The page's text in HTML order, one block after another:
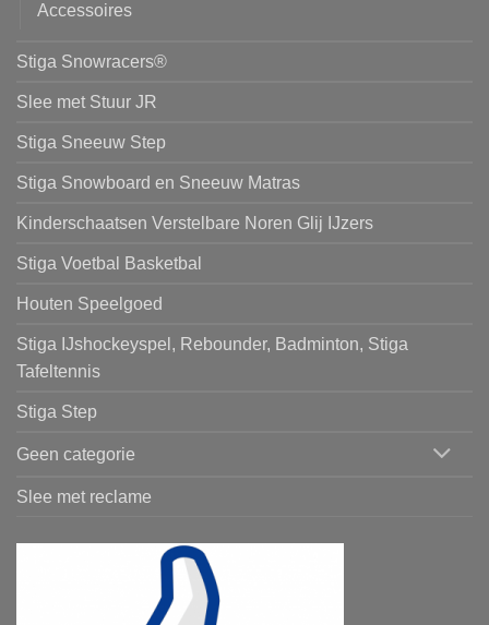
Accessoires
Stiga Snowracers®
Slee met Stuur JR
Stiga Sneeuw Step
Stiga Snowboard en Sneeuw Matras
Kinderschaatsen Verstelbare Noren Glij IJzers
Stiga Voetbal Basketbal
Houten Speelgoed
Stiga IJshockeyspel, Rebounder, Badminton, Stiga
Tafeltennis
Stiga Step
Geen categorie
Slee met reclame